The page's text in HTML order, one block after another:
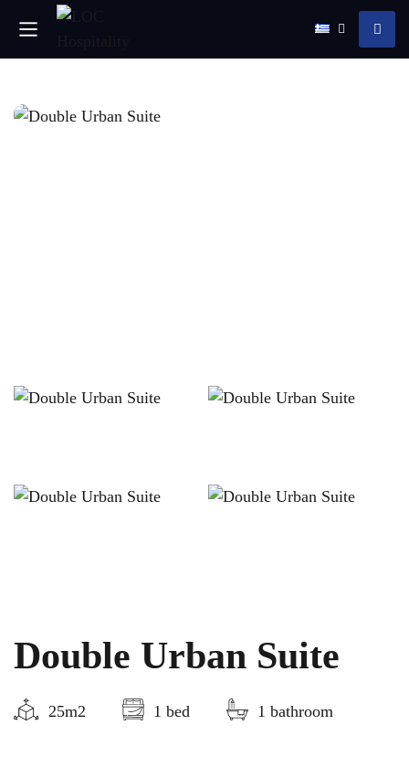
Double Urban Suite
25m2 1 bed 1 bathroom